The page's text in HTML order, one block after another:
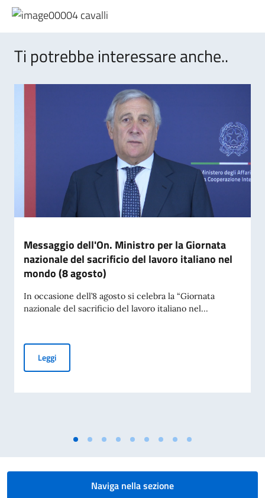
Ti potrebbe interessare anche..
Messaggio dell'On. Ministro per la Giornata
nazionale del sacrificio del lavoro italiano nel
mondo (8 agosto)
In occasione dell’8 agosto si celebra la “Giornata
nazionale del sacrificio del lavoro italiano nel...
LeggiMessaggio dell'On. Ministro per la Giornata nazionale del
Naviga nella sezione